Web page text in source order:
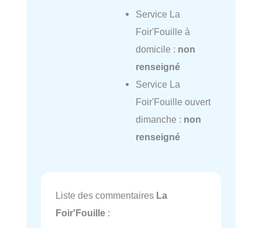
Service La
Foir'Fouille à
domicile : non
renseigné
Service La
Foir'Fouille ouvert
dimanche : non
renseigné
Liste des commentaires La
Foir'Fouille :